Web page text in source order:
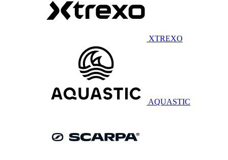
XTREXO
AQUASTIC